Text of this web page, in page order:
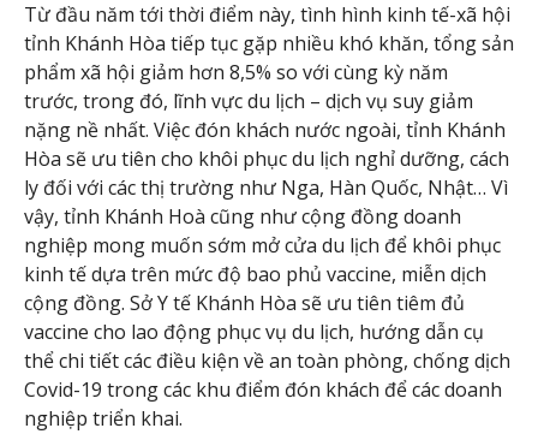
Từ đầu năm tới thời điểm này, tình hình kinh tế-xã hội
tỉnh Khánh Hòa tiếp tục gặp nhiều khó khăn, tổng sản
phẩm xã hội giảm hơn 8,5% so với cùng kỳ năm
trước, trong đó, lĩnh vực du lịch – dịch vụ suy giảm
nặng nề nhất. Việc đón khách nước ngoài, tỉnh Khánh
Hòa sẽ ưu tiên cho khôi phục du lịch nghỉ dưỡng, cách
ly đối với các thị trường như Nga, Hàn Quốc, Nhật… Vì
vậy, tỉnh Khánh Hoà cũng như cộng đồng doanh
nghiệp mong muốn sớm mở cửa du lịch để khôi phục
kinh tế dựa trên mức độ bao phủ vaccine, miễn dịch
cộng đồng. Sở Y tế Khánh Hòa sẽ ưu tiên tiêm đủ
vaccine cho lao động phục vụ du lịch, hướng dẫn cụ
thể chi tiết các điều kiện về an toàn phòng, chống dịch
Covid-19 trong các khu điểm đón khách để các doanh
nghiệp triển khai.